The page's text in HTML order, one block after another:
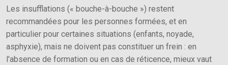
Les insufflations (« bouche-à-bouche ») restent
recommandées pour les personnes formées, et en
particulier pour certaines situations (enfants, noyade,
asphyxie), mais ne doivent pas constituer un frein : en
l'absence de formation ou en cas de réticence, mieux vaut